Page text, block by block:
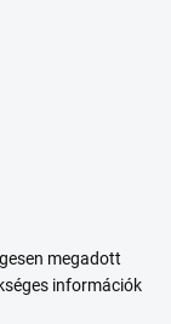
megadott
információk